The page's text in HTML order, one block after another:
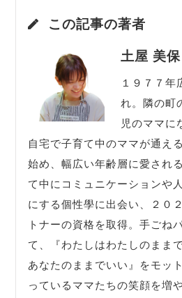
この記事の著者
土屋 美保
１９７７年
れ。隣の町
児のママに
自宅で子育て中のママが通え
始め、幅広い年齢層に愛され
て中にコミュニケーションや
にする個性學に出会い、２０
トナーの資格を取得。手ごね
て、『わたしはわたしのまま
あなたのままでいい』をモッ
っているママたちの笑顔を増